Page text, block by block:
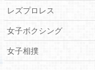
レズプロレス
女子ボクシング
女子相撲